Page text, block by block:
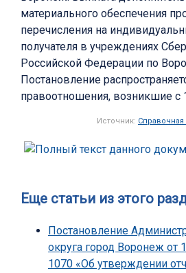
материального обеспечения
перечисления на
получателя в учреждениях
Российской Федерации по
Постановление
правоотношения, возникшие с
Источник:
Еще статьи из этого
Постановление
округа город Воронеж от
1070 «Об утверждении